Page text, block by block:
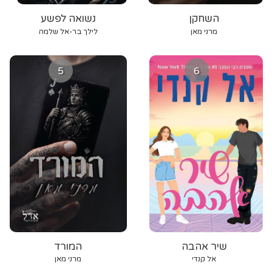
נשואה לפשע
לילך בר-אל שלמה
השחקן
מרני מאן
5
המורד
מרני מאן
6
שיר אהבה
אל קנדי